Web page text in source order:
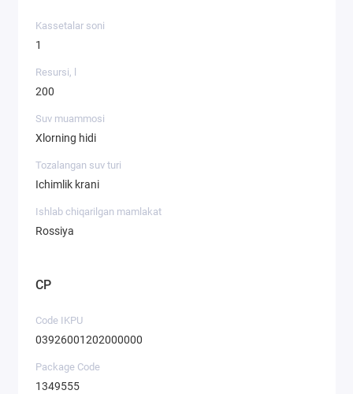
Kassetalar soni
1
Resursi, l
200
Suv muammosi
Xlorning hidi
Tozalangan suv turi
Ichimlik krani
Ishlab chiqarilgan mamlakat
Rossiya
CP
Code IKPU
03926001202000000
Package Code
1349555